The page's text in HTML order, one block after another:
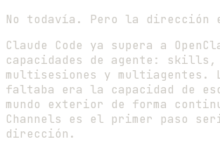
No todavía. Pero la dirección
Claude Code ya supera a
capacidades de agente: skills,
multisesiones y multiagentes.
faltaba era la capacidad de
mundo exterior de forma
Channels es el primer paso
dirección.